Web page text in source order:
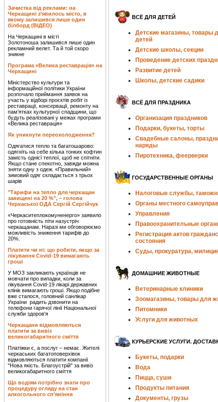
Зачистка від реклами: на
Черкащині з’явилось місто, в
якому залишився лише один
білборд (ВІДЕО)
На Черкащині в місті
Золотоноша залишився лише один
рекламний велет. Та й той скоро
зникне
Програма «Велика реставрація» на
Черкащині
Міністерство культури та
інформаційної політики України
розпочало приймання заявок на
участь у відборі проєктів робіт із
реставрації, консервації, ремонту на
пам’ятках культурної спадщини, що
будуть реалізовані у межах програми
«Велика реставрація»
Як уникнути переохолодження?
Одягатися тепло та багатошарово:
одягніть на себе кілька тонких кофтин
замість однієї теплої, щоб не спітніти.
Якщо стане спекотно, завжди можна
зняти одну з одеж. «Правильний»
зимовий одяг складається з трьох
шарів
"Тарифи на тепло для черкащан
завищені на 20 %", – голова
Черкаської ОДА Сергій Сергійчук
«Черкаситеплокомуненерго» заявило
про готовність піти назустріч
черкащанам. Наразі ми обговорюємо
можливість зниження тарифів до
20%.
Платити чи ні: що робити, якщо за
лікування Covid-19 вимагають
гроші
У МОЗ закликають українців не
мовчати про випадки, коли за
лікування Covid-19 лікарі державних
клінік вимагають гроші. Якщо подібне
вже сталося, головний санлікар
України радить дзвонити на
телефони гарячої лінії Національної
служби здоров'я
Черкащани відмовляються
платити за вивіз
великогабаритного сміття
Платіжки є, а послуг – немає. Жителі
черкаських багатоповерхівок
відмовляються платити компанії
"Нова якість. Благоустрій" за вивіз
великогабаритного сміття
Що водіям потрібно знати про
процедуру огляду на стан
алкогольного сп’яніння
ВСЁ ДЛЯ ДЕТЕЙ
Детские магазины, товары
детей
Детские школы, секции
Проведение детских
Развитие детей
Школы, детские садики
ВСЁ ДЛЯ ПРАЗДНИКА
Организация праздников
Подарки, букеты, торты
Свадебные салоны,
наряды
Пиротехника, феерверки
ГОСУДАРСТВЕННЫЕ ОРГАНЫ
Налоговые службы,
Органы местного
Управления
Правоохранительные
Регистрация актов
состояния
Суды, прокуратура,
ДОМАШНИЕ ЖИВОТНЫЕ
Ветеринарные клиники
Зоомагазины, товары для
Питомники
Услуги для животных
КУРЬЕРСКИЕ УСЛУГИ.
Букеты, подарки
Вода
Пицца, суши
Продукты питания
Документы, грузы